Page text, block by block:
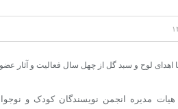
اهدای لوح و سبد گل از چهل سال فعالیت و
هیات مدیره انجمن نویسندگان کودک و